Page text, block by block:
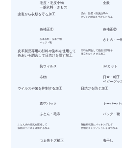
毛皮・毛皮小物
一般衣料・きもの
虫害から衣類を守る加工
全般
漂白・除菌・防臭効果の
オゾンの特栽を生かした加工
皮革衣料・皮革小物
バッグ・靴
皮革製品専用の顔料や染料を使用して
色あいを調合して日焼けを隠す加工
色補正①
きもの・一
染料を調合して色抜け部分を
目立たなくさせる加工
色補正②
​布物
ウイルスや菌を抑制する加工
抗ウィルス
日傘・帽子
ベビーグッ
日焼けを防ぐ加工
UVカット
ふとん・毛布
ふとん内の空気を圧縮して
収納スペースを確保する加工
真空パック
バッグ・靴
無酸素状態にパッキングして
品物のコンディションを保つ加工
キーパーパ
つま先キズ補正 虫干し